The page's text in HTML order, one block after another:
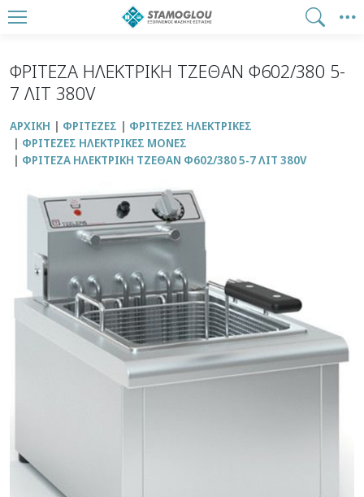
ΦΡΙΤΕΖΑ ΗΛΕΚΤΡΙΚΗ ΤΖΕΘΑΝ Φ602/380 5-
7 ΛΙΤ 380V
ΑΡΧΙΚΉ ΦΡΙΤΕΖΕΣ
ΦΡΙΤΕΖΕΣ ΗΛΕΚΤΡΙΚΕΣ
ΦΡΙΤΕΖΕΣ ΗΛΕΚΤΡΙΚΕΣ ΜΟΝΕΣ
ΦΡΙΤΕΖΑ ΗΛΕΚΤΡΙΚΗ ΤΖΕΘΑΝ Φ602/380 5-7 ΛΙΤ 380V